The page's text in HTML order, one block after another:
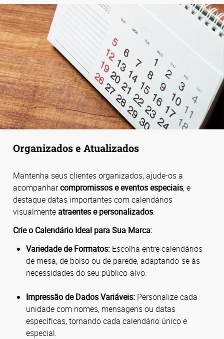
Organizados e Atualizados
Mantenha seus clientes organizados, ajude-os a
acompanharcompromissos e eventos especiais, e
destaque datas importantes com calendários
visualmenteatraentes e personalizados.
Crie o Calendário Ideal para Sua Marca:
Variedade de Formatos: Escolha entre calendários
de mesa, de bolso ou de parede, adaptando-se às
necessidades do seu público-alvo.
Impressão de Dados Variáveis: Personalize cada
unidade com nomes, mensagens ou datas
específicas, tornando cada calendário único e
especial.